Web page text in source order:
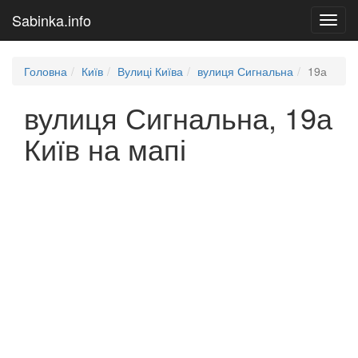
Sabinka.info
Головна Київ Вулиці Київа вулиця Сигнальна 19а
вулиця Сигнальна, 19а
Київ на мапі